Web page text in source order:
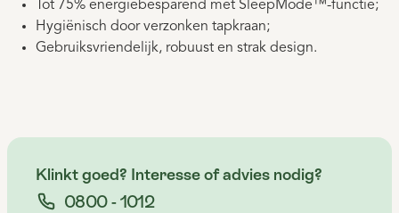
Tot 75% energiebesparend met SleepMode™-functie;
Hygiënisch door verzonken tapkraan;
Gebruiksvriendelijk, robuust en strak design.
Klinkt goed? Interesse of advies nodig?
0800 - 1012